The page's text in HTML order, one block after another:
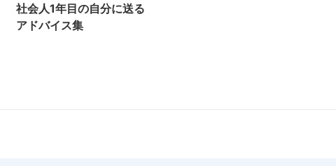
社会人1年目の自分に送る
アドバイス集